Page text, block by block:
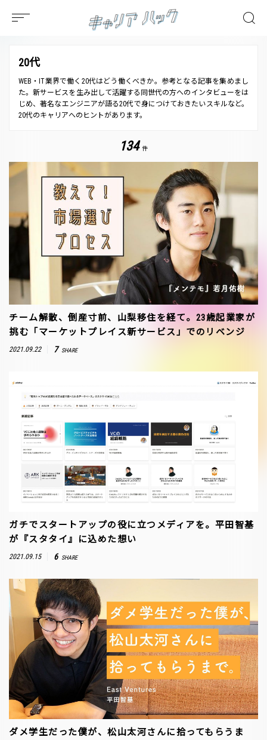
20代
WEB・IT業界で働く20代はどう働くべきか。参考となる記事を集めまし
た。新サービスを生み出して活躍する同世代の方へのインタビューをは
じめ、著名なエンジニアが語る20代で身につけておきたいスキルなど。
20代のキャリアへのヒントがあります。
134 件
チーム解散、倒産寸前、山梨移住を経て。23歳起業家が
挑む「マーケットプレイス新サービス」でのリベンジ
2021.09.22 7 SHARE
ガチでスタートアップの役に立つメディアを。平田智基
が『スタタイ』に込めた想い
2021.09.15 6 SHARE
ダメ学生だった僕が、松山太河さんに拾ってもらうま